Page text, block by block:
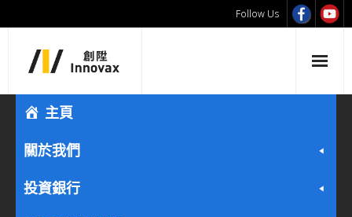
Follow Us
主頁
關於我們
投資銀行